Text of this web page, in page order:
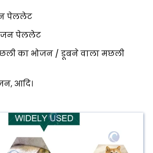
पेललेट
पेललेट
का भोजन / डूबने वाला मछली
आदि।